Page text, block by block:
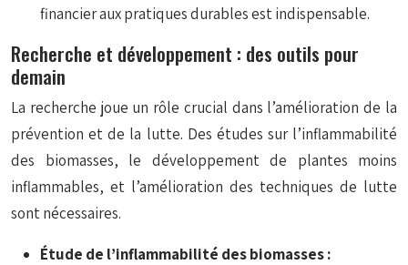
financier aux pratiques durables est indispensable.
Recherche et développement : des outils pour
demain
La recherche joue un rôle crucial dans l’amélioration de la
prévention et de la lutte. Des études sur l’inflammabilité
des biomasses, le développement de plantes moins
inflammables, et l’amélioration des techniques de lutte
sont nécessaires.
Étude de l’inflammabilité des biomasses :